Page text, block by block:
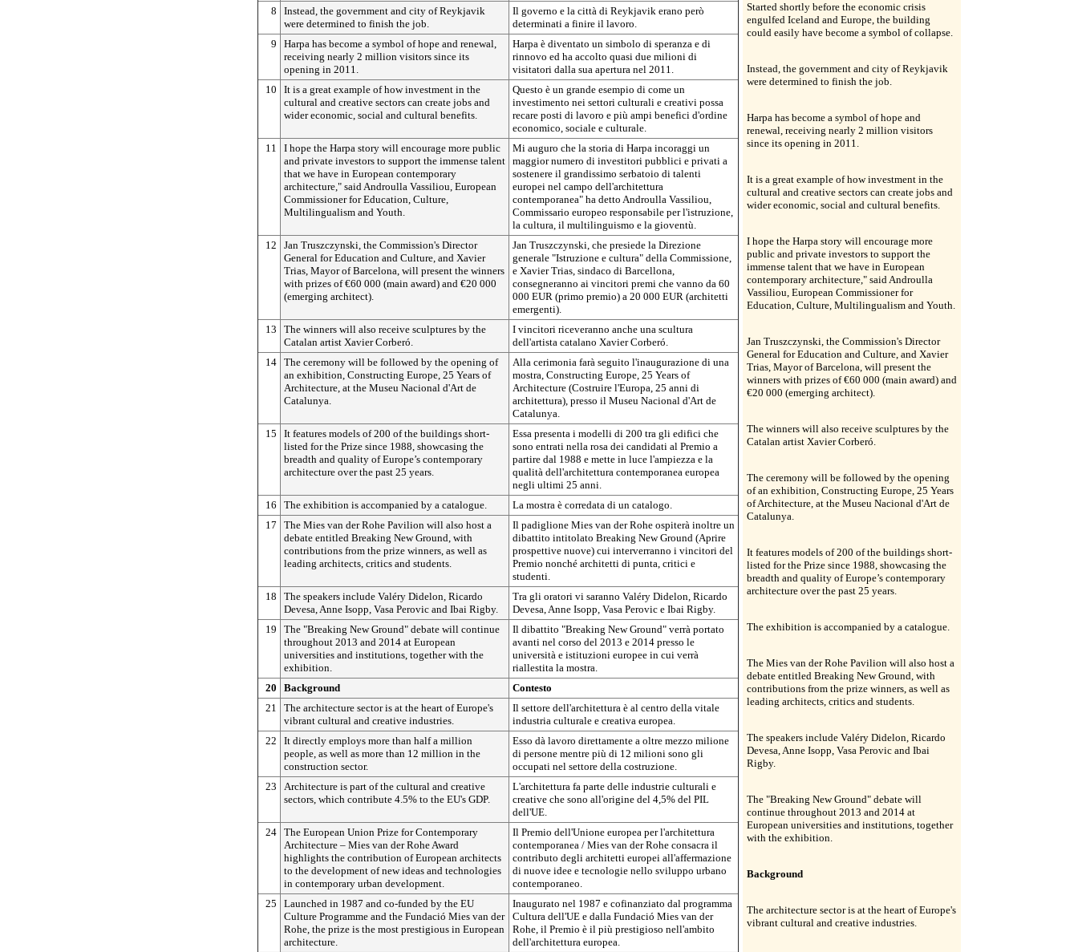
8
Instead, the government and city of Reykjavik
were determined to finish the job.
Il governo e la città di Reykjavik erano però
determinati a finire il lavoro.
9
Harpa has become a symbol of hope and renewal,
receiving nearly 2 million visitors since its
opening in 2011.
Harpa è diventato un simbolo di speranza e di
rinnovo ed ha accolto quasi due milioni di
visitatori dalla sua apertura nel 2011.
10
It is a great example of how investment in the
cultural and creative sectors can create jobs and
wider economic, social and cultural benefits.
Questo è un grande esempio di come un
investimento nei settori culturali e creativi possa
recare posti di lavoro e più ampi benefici d'ordine
economico, sociale e culturale.
11
I hope the Harpa story will encourage more public
and private investors to support the immense talent
that we have in European contemporary
architecture," said Androulla Vassiliou, European
Commissioner for Education, Culture,
Multilingualism and Youth.
Mi auguro che la storia di Harpa incoraggi un
maggior numero di investitori pubblici e privati a
sostenere il grandissimo serbatoio di talenti
europei nel campo dell'architettura
contemporanea" ha detto Androulla Vassiliou,
Commissario europeo responsabile per l'istruzione,
la cultura, il multilinguismo e la gioventù.
12
Jan Truszczynski, the Commission's Director
General for Education and Culture, and Xavier
Trias, Mayor of Barcelona, will present the winners
with prizes of €60 000 (main award) and €20 000
(emerging architect).
Jan Truszczynski, che presiede la Direzione
generale "Istruzione e cultura" della Commissione,
e Xavier Trias, sindaco di Barcellona,
consegneranno ai vincitori premi che vanno da 60
000 EUR (primo premio) a 20 000 EUR (architetti
emergenti).
13
The winners will also receive sculptures by the
Catalan artist Xavier Corberó.
I vincitori riceveranno anche una scultura
dell'artista catalano Xavier Corberó.
14 The ceremony will be followed by the opening of
an exhibition, Constructing Europe, 25 Years of
Architecture, at the Museu Nacional d'Art de
Catalunya.
Alla cerimonia farà seguito l'inaugurazione di una
mostra, Constructing Europe, 25 Years of
Architecture (Costruire l'Europa, 25 anni di
architettura), presso il Museu Nacional d'Art de
Catalunya.
15
It features models of 200 of the buildings short-
listed for the Prize since 1988, showcasing the
breadth and quality of Europe’s contemporary
architecture over the past 25 years.
Essa presenta i modelli di 200 tra gli edifici che
sono entrati nella rosa dei candidati al Premio a
partire dal 1988 e mette in luce l'ampiezza e la
qualità dell'architettura contemporanea europea
negli ultimi 25 anni.
16
The exhibition is accompanied by a catalogue.
La mostra è corredata di un catalogo.
17
The Mies van der Rohe Pavilion will also host a
debate entitled Breaking New Ground, with
contributions from the prize winners, as well as
leading architects, critics and students.
Il padiglione Mies van der Rohe ospiterà inoltre un
dibattito intitolato Breaking New Ground (Aprire
prospettive nuove) cui interverranno i vincitori del
Premio nonché architetti di punta, critici e
studenti.
18
The speakers include Valéry Didelon, Ricardo
Devesa, Anne Isopp, Vasa Perovic and Ibai Rigby.
Tra gli oratori vi saranno Valéry Didelon, Ricardo
Devesa, Anne Isopp, Vasa Perovic e Ibai Rigby.
19
The "Breaking New Ground" debate will continue
throughout 2013 and 2014 at European
universities and institutions, together with the
exhibition.
Il dibattito "Breaking New Ground" verrà portato
avanti nel corso del 2013 e 2014 presso le
università e istituzioni europee in cui verrà
riallestita la mostra.
20
Background
Contesto
21
The architecture sector is at the heart of Europe's
vibrant cultural and creative industries.
Il settore dell'architettura è al centro della vitale
industria culturale e creativa europea.
22
It directly employs more than half a million
people, as well as more than 12 million in the
construction sector.
Esso dà lavoro direttamente a oltre mezzo milione
di persone mentre più di 12 milioni sono gli
occupati nel settore della costruzione.
23
Architecture is part of the cultural and creative
sectors, which contribute 4.5% to the EU's GDP.
L'architettura fa parte delle industrie culturali e
creative che sono all'origine del 4,5% del PIL
dell'UE.
24 The European Union Prize for Contemporary
Architecture – Mies van der Rohe Award
highlights the contribution of European architects
to the development of new ideas and technologies
in contemporary urban development.
Il Premio dell'Unione europea per l'architettura
contemporanea / Mies van der Rohe consacra il
contributo degli architetti europei all'affermazione
di nuove idee e tecnologie nello sviluppo urbano
contemporaneo.
25
Launched in 1987 and co-funded by the EU
Culture Programme and the Fundació Mies van der
Rohe, the prize is the most prestigious in European
architecture.
Inaugurato nel 1987 e cofinanziato dal programma
Cultura dell'UE e dalla Fundació Mies van der
Rohe, il Premio è il più prestigioso nell'ambito
dell'architettura europea.
Started shortly before the economic crisis
engulfed Iceland and Europe, the building
could easily have become a symbol of collapse.
Instead, the government and city of Reykjavik
were determined to finish the job.
Harpa has become a symbol of hope and
renewal, receiving nearly 2 million visitors
since its opening in 2011.
It is a great example of how investment in the
cultural and creative sectors can create jobs and
wider economic, social and cultural benefits.
I hope the Harpa story will encourage more
public and private investors to support the
immense talent that we have in European
contemporary architecture," said Androulla
Vassiliou, European Commissioner for
Education, Culture, Multilingualism and Youth.
Jan Truszczynski, the Commission's Director
General for Education and Culture, and Xavier
Trias, Mayor of Barcelona, will present the
winners with prizes of €60 000 (main award) and
€20 000 (emerging architect).
The winners will also receive sculptures by the
Catalan artist Xavier Corberó.
The ceremony will be followed by the opening
of an exhibition, Constructing Europe, 25 Years
of Architecture, at the Museu Nacional d'Art de
Catalunya.
It features models of 200 of the buildings short-
listed for the Prize since 1988, showcasing the
breadth and quality of Europe’s contemporary
architecture over the past 25 years.
The exhibition is accompanied by a catalogue.
The Mies van der Rohe Pavilion will also host a
debate entitled Breaking New Ground, with
contributions from the prize winners, as well as
leading architects, critics and students.
The speakers include Valéry Didelon, Ricardo
Devesa, Anne Isopp, Vasa Perovic and Ibai
Rigby.
The "Breaking New Ground" debate will
continue throughout 2013 and 2014 at
European universities and institutions, together
with the exhibition.
Background
The architecture sector is at the heart of Europe's
vibrant cultural and creative industries.